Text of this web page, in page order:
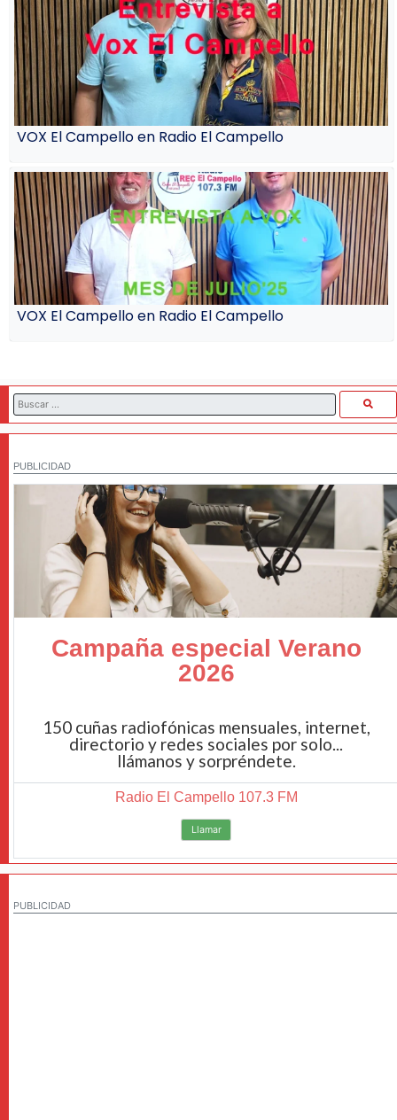
VOX El Campello en Radio El Campello
VOX El Campello en Radio El Campello
PUBLICIDAD
Campaña especial Verano
2026
150 cuñas radiofónicas mensuales, internet,
directorio y redes sociales por solo...
llámanos y sorpréndete.
Radio El Campello 107.3 FM
Llamar
PUBLICIDAD